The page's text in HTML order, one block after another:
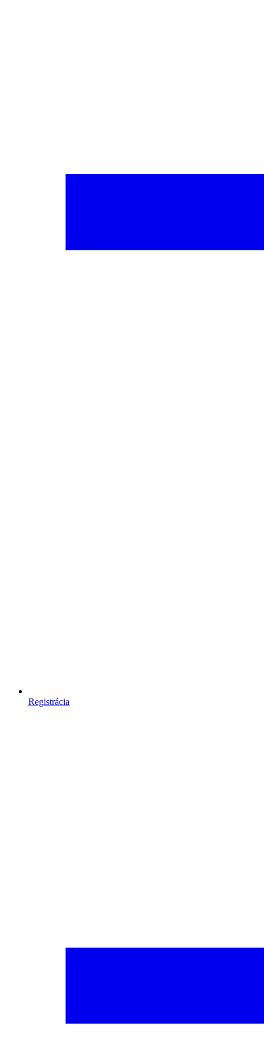
Registrácia